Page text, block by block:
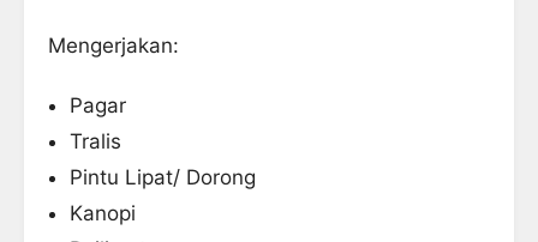
Mengerjakan:
Pagar
Tralis
Pintu Lipat/ Dorong
Kanopi